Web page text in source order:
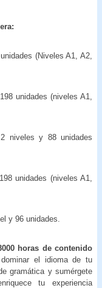
(Niveles A1, A2,
unidades (niveles A1,
niveles y 88 unidades
unidades (niveles A1,
y 96 unidades.
horas de contenido
el idioma de tu
gramática y sumérgete
tu experiencia